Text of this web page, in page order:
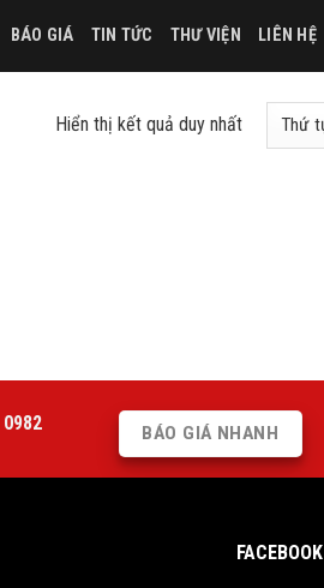
BÁO GIÁ TIN TỨC THƯ VIỆN LIÊN HỆ
Hiển thị kết quả duy nhất
0982
BÁO GIÁ NHANH
FACEBOOK